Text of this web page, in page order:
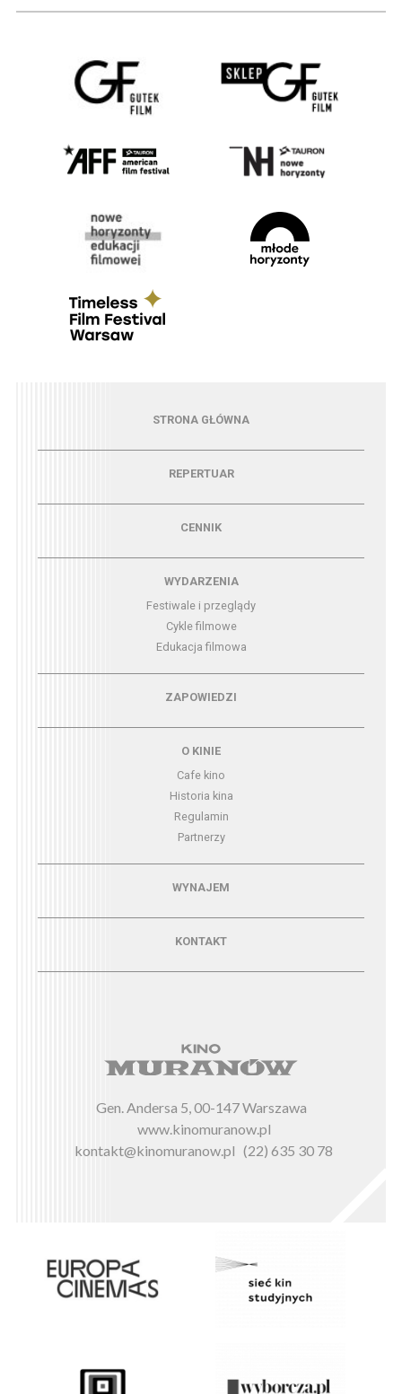
Menu - strona główna
STRONA GŁÓWNA
Menu - repertuarREPERTUAR
CENNIK
Menu - wydarzeniaWYDARZENIA
Festiwale i przeglądy
Cykle filmowe
Edukacja filmowa
Menu - zapowiedziZAPOWIEDZI
O KINIE
Cafe kino
Historia kina
Regulamin
Partnerzy
Menu - wynajemWYNAJEM
KONTAKT
Gen. Andersa 5, 00-147 Warszawa
www.kinomuranow.pl
kontakt@kinomuranow.pl (22) 635 30 78